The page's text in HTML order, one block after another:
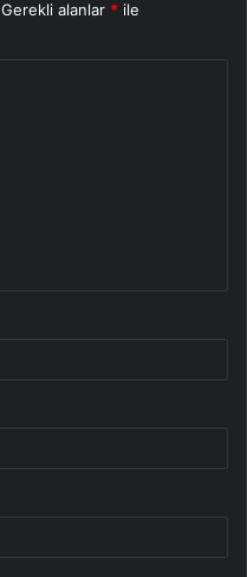
Gerekli alanlar * ile